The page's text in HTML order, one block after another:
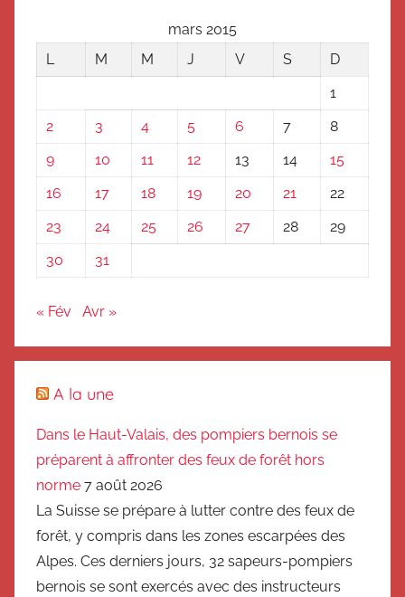
mars 2015
L
M M J V S
D
1
2
3 4 5 6 7
8
9
10 11 12 13 14
15
16
17 18 19 20 21
22
23
24 25 26 27 28
29
30
31
« Fév Avr »
A la une
Dans le Haut-Valais, des pompiers bernois se
préparent à affronter des feux de forêt hors
norme 7 août 2026
La Suisse se prépare à lutter contre des feux de
forêt, y compris dans les zones escarpées des
Alpes. Ces derniers jours, 32 sapeurs-pompiers
bernois se sont exercés avec des instructeurs